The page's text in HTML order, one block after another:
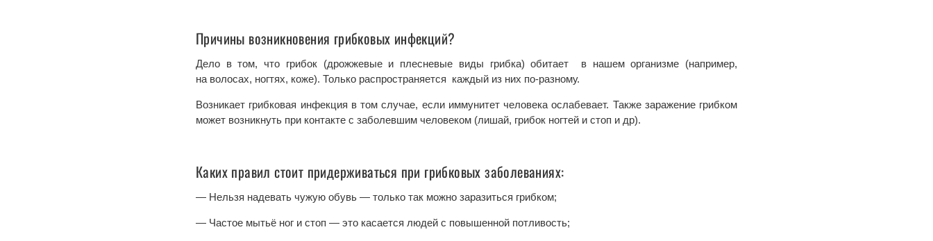
Причины возникновения грибковых инфекций?
Дело в том, что грибок (дрожжевые и плесневые виды грибка) обитает в нашем организме (например,
на волосах, ногтях, коже). Только распространяется каждый из них по-разному.
Возникает грибковая инфекция в том случае, если иммунитет человека ослабевает. Также заражение грибком
может возникнуть при контакте с заболевшим человеком (лишай, грибок ногтей и стоп и др).
Каких правил стоит придерживаться при грибковых заболеваниях:
— Нельзя надевать чужую обувь — только так можно заразиться грибком;
— Частое мытьё ног и стоп — это касается людей с повышенной потливость;